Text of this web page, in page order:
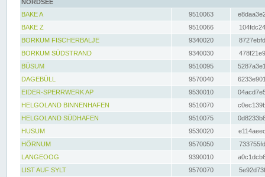
NORDSEE
BAKE A
9510063
BAKE Z
9510066
BORKUM FISCHERBALJE
9340020
BORKUM SÜDSTRAND
9340030
BÜSUM
9510095
DAGEBÜLL
9570040
EIDER-SPERRWERK AP
9530010
HELGOLAND BINNENHAFEN
9510070
HELGOLAND SÜDHAFEN
9510075
HUSUM
9530020
HÖRNUM
9570050
LANGEOOG
9390010
LIST AUF SYLT
9570070